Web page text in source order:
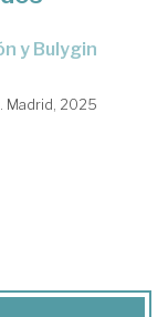
y Bulygin
Madrid, 2025